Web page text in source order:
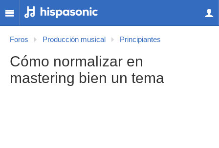
Foros Producción musical Principiantes
Cómo normalizar en
mastering bien un tema